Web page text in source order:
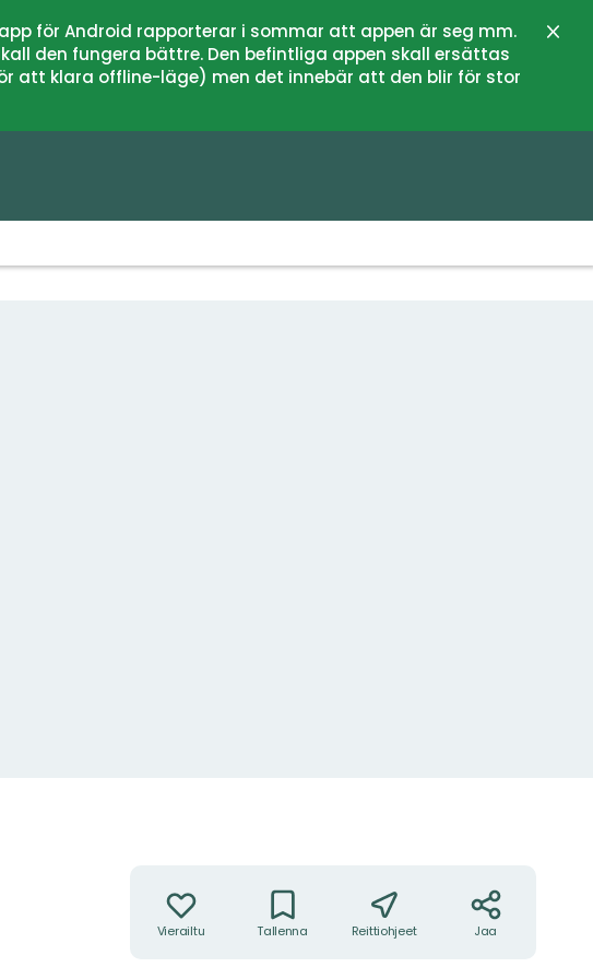
för Android rapporterar i sommar att appen är seg mm.
den fungera bättre. Den befintliga appen skall ersättas
att klara offline-läge) men det innebär att den blir för stor
Sulje
Vierailtu Tallenna Reittiohjeet Jaa